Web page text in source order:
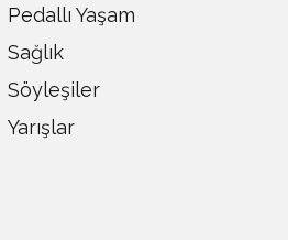
Pedallı Yaşam
Sağlık
Söyleşiler
Yarışlar